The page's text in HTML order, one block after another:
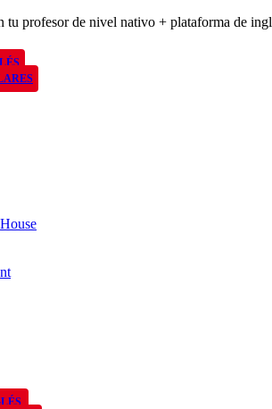
tu profesor de nivel nativo + plataforma de